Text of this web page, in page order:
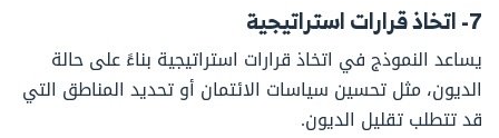
7- اتخاذ قرارات استراتيجية
يساعد النموذج في اتخاذ قرارات استراتيجية بناءً على حالة
الديون، مثل تحسين سياسات الائتمان أو تحديد المناطق التي
قد تتطلب تقليل الديون.